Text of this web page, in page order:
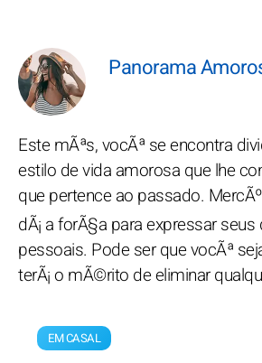
Panorama
Este mÃªs, vocÃª se encontra
estilo de vida amorosa que lhe
que pertence ao passado.
dÃ¡ a forÃ§a para expressar
pessoais. Pode ser que vocÃª
terÃ¡ o mÃ©rito de eliminar
EM CASAL